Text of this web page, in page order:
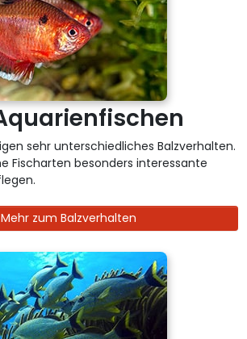
sehr unterschiedliches Balzverhalten.
Fischarten besonders interessante
Mehr zum Balzverhalten